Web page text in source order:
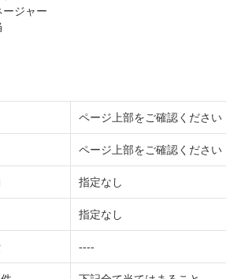
ジャー
ページ上部をご確認ください
ページ上部をご確認ください
指定なし
指定なし
----